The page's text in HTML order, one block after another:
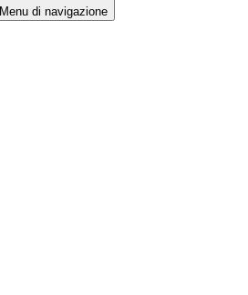
Menu di navigazione